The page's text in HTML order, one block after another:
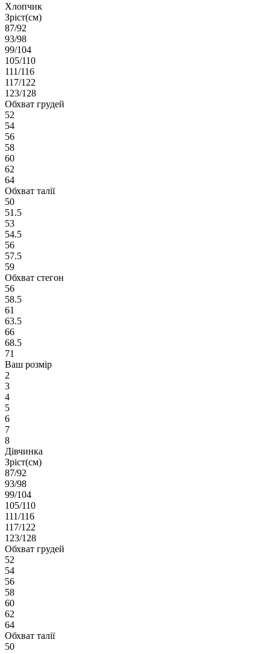
Хлопчик
Зріст(см)
87/92
93/98
99/104
105/110
111/116
117/122
123/128
Обхват грудей
52
54
56
58
60
62
64
Обхват талії
50
51.5
53
54.5
56
57.5
59
Обхват стегон
56
58.5
61
63.5
66
68.5
71
Ваш розмір
2
3
4
5
6
7
8
Дівчинка
Зріст(см)
87/92
93/98
99/104
105/110
111/116
117/122
123/128
Обхват грудей
52
54
56
58
60
62
64
Обхват талії
50